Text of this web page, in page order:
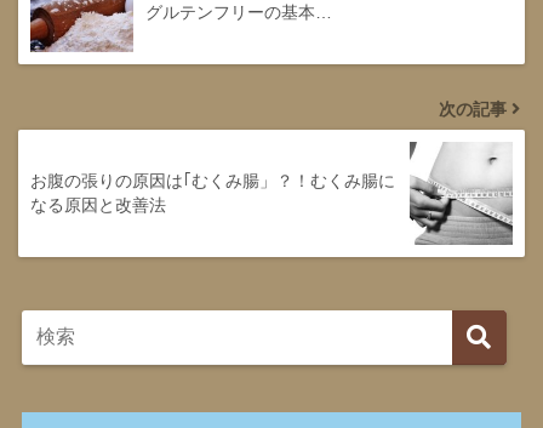
グルテンフリーの基本…
次の記事
お腹の張りの原因は｢むくみ腸」？！むくみ腸に
なる原因と改善法